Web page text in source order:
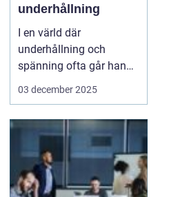
underhållning
I en värld där
underhållning och
spänning ofta går hand i
hand, framstår casinon
kombineras för att
skapa oförglömliga
upplevelser. Från de
glitt...
03 december 2025